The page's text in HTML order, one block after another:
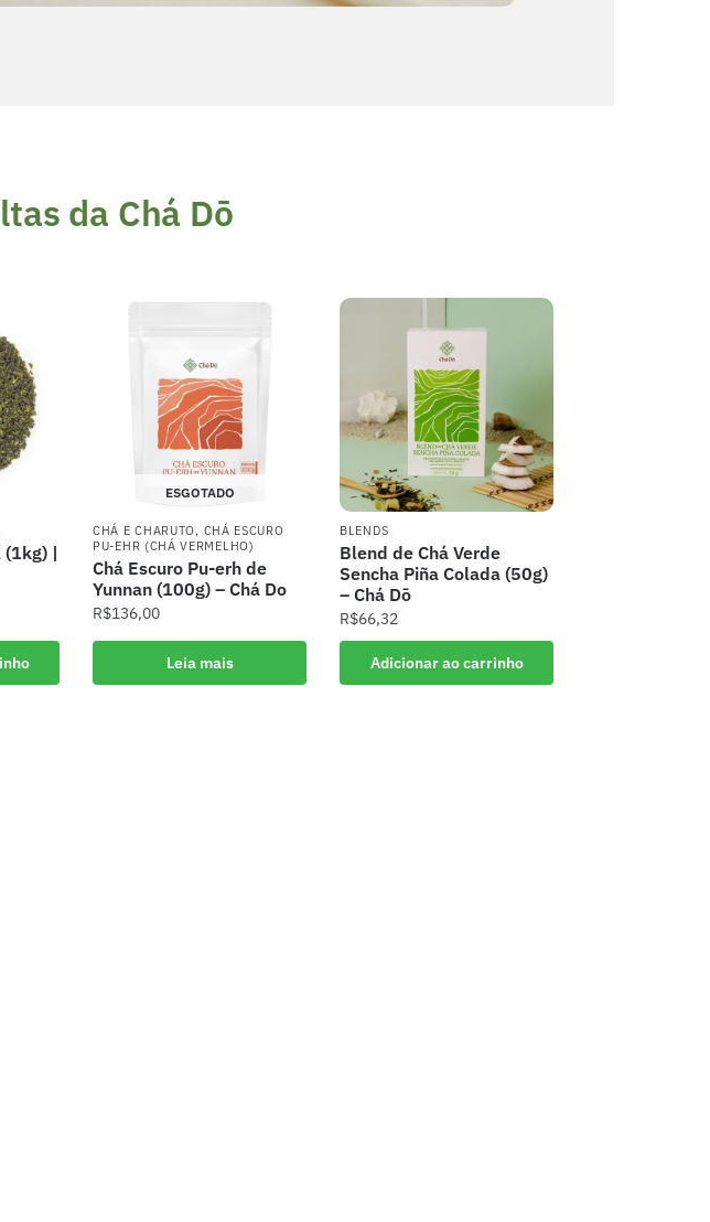
da Chá Dō
(1kg) |
ESGOTADO
CHÁ E CHARUTO , CHÁ ESCURO
PU-EHR (CHÁ VERMELHO)
Chá Escuro Pu-erh de
Yunnan (100g) – Chá Do
R$136,00
Leia mais
BLENDS
Blend de Chá Verde
Sencha Piña Colada (50g)
– Chá Dō
R$66,32
Adicionar ao carrinho